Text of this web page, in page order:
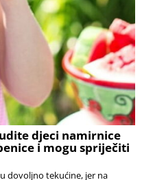
djeci namirnice
i mogu spriječiti
dovoljno tekućine, jer na